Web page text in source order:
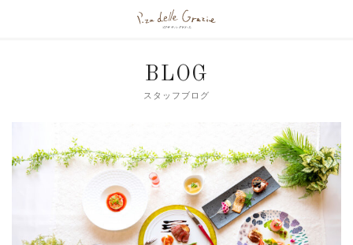
BLOG
スタッフブログ